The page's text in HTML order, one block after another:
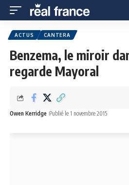
ACTUS CANTERA
Benzema, le miroir
regarde Mayoral
Owen Kerridge Publié le 1 novembre 2015